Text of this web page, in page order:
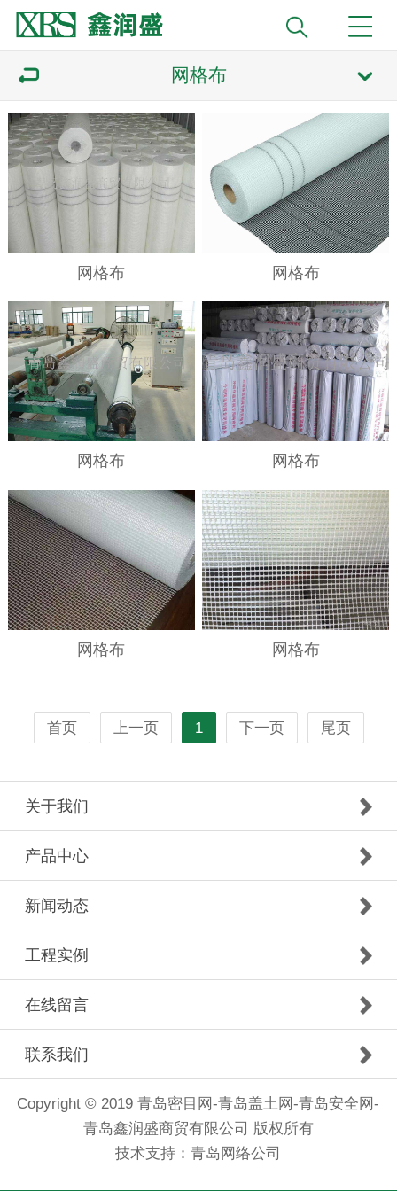
网格布
网格布 网格布
网格布 网格布
网格布 网格布
首页 上一页 1 下一页 尾页
关于我们
产品中心
新闻动态
工程实例
在线留言
联系我们
Copyright © 2019 青岛密目网-青岛盖土网-青岛安全网-
青岛鑫润盛商贸有限公司 版权所有
技术支持：青岛网络公司